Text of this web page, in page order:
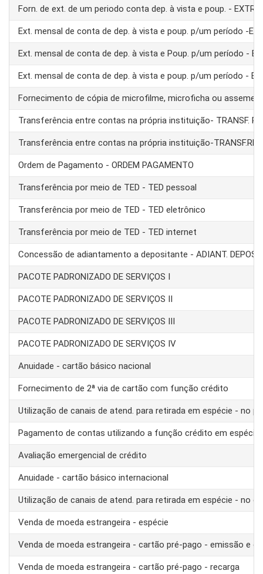
Forn. de ext. de um periodo conta dep. à vista e poup. -
Ext. mensal de conta de dep. à vista e poup. p/um período -
Ext. mensal de conta de dep. à vista e Poup. p/um período -
Ext. mensal de conta de dep. à vista e poup. p/um período -
Fornecimento de cópia de microfilme, microficha ou
Transferência entre contas na própria instituição- TRANSF.
Transferência entre contas na própria instituição-
Ordem de Pagamento - ORDEM PAGAMENTO
Transferência por meio de TED - TED pessoal
Transferência por meio de TED - TED eletrônico
Transferência por meio de TED - TED internet
Concessão de adiantamento a depositante - ADIANT.
PACOTE PADRONIZADO DE SERVIÇOS I
PACOTE PADRONIZADO DE SERVIÇOS II
PACOTE PADRONIZADO DE SERVIÇOS III
PACOTE PADRONIZADO DE SERVIÇOS IV
Anuidade - cartão básico nacional
Fornecimento de 2ª via de cartão com função crédito
Utilização de canais de atend. para retirada em espécie - no
Pagamento de contas utilizando a função crédito em espécie
Avaliação emergencial de crédito
Anuidade - cartão básico internacional
Utilização de canais de atend. para retirada em espécie - no
Venda de moeda estrangeira - espécie
Venda de moeda estrangeira - cartão pré-pago - emissão e
Venda de moeda estrangeira - cartão pré-pago - recarga